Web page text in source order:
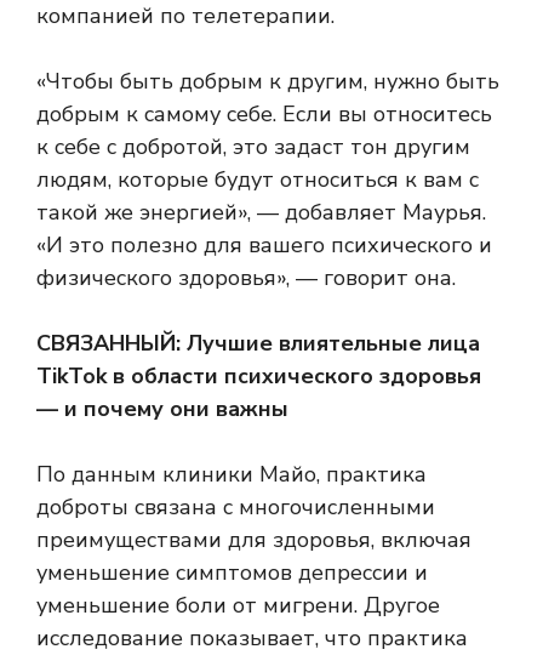
компанией по телетерапии.
«Чтобы быть добрым к другим, нужно быть
добрым к самому себе. Если вы относитесь
к себе с добротой, это задаст тон другим
людям, которые будут относиться к вам с
такой же энергией», — добавляет Маурья.
«И это полезно для вашего психического и
физического здоровья», — говорит она.
СВЯЗАННЫЙ: Лучшие влиятельные лица
TikTok в области психического здоровья
— и почему они важны
По данным клиники Майо, практика
доброты связана с многочисленными
преимуществами для здоровья, включая
уменьшение симптомов депрессии и
уменьшение боли от мигрени. Другое
исследование показывает, что практика